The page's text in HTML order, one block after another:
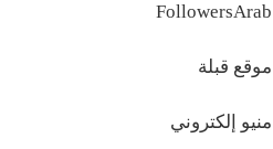
FollowersArab
موقع قبلة
منيو إلكتروني